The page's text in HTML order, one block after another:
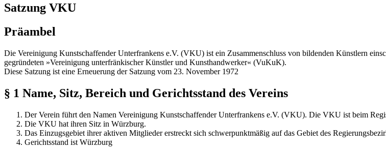
Satzung VKU
Präambel
Die Vereinigung Kunstschaffender Unterfrankens e.V. (VKU) ist ein Zusammenschluss von bildenden Künstlern
gegründeten »Vereinigung unterfränkischer Künstler und Kunsthandwerker« (VuKuK).
Diese Satzung ist eine Erneuerung der Satzung vom 23. November 1972
§ 1 Name, Sitz, Bereich und Gerichtsstand des Vereins
Der Verein führt den Namen Vereinigung Kunstschaffender Unterfrankens e.V. (VKU). Die VKU ist beim
Die VKU hat ihren Sitz in Würzburg.
Das Einzugsgebiet ihrer aktiven Mitglieder erstreckt sich schwerpunktmäßig auf das Gebiet des
Gerichtsstand ist Würzburg